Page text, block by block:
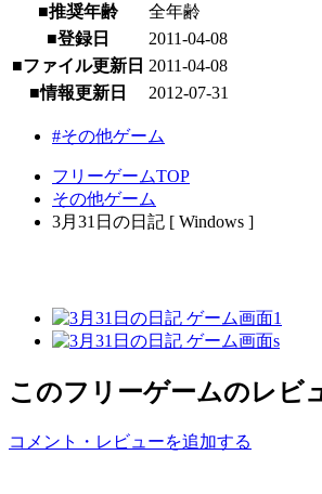
■推奨年齢
全年齢
■登録日
2011-04-08
■ファイル更新日 2011-04-08
■情報更新日
2012-07-31
#その他ゲーム
フリーゲームTOP
その他ゲーム
3月31日の日記 [ Windows ]
このフリーゲームのレビ
コメント・レビューを追加する